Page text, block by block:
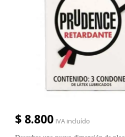
$ 8.800 IVA incluído